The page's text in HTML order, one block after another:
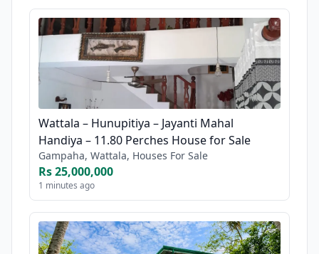
Wattala – Hunupitiya – Jayanti Mahal
Handiya – 11.80 Perches House for Sale
Gampaha, Wattala, Houses For Sale
Rs 25,000,000
1 minutes ago